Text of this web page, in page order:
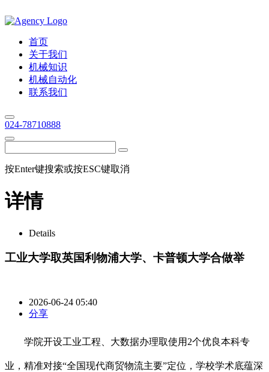
首页
关于我们
机械知识
机械自动化
联系我们
024-78710888
按Enter键搜索或按ESC键取消
详情
Details
工业大学取英国利物浦大学、卡普顿大学合做举
2026-06-24 05:40
分享
学院开设工业工程、大数据办理取使用2个优良本科专
业，精准对接“全国现代商贸物流主要”定位，学校学术底蕴深